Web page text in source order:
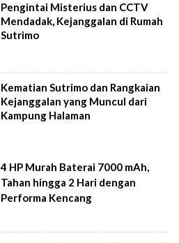
Pengintai Misterius dan CCTV
Mendadak, Kejanggalan di Rumah
Sutrimo
Kematian Sutrimo dan Rangkaian
Kejanggalan yang Muncul dari
Kampung Halaman
4 HP Murah Baterai 7000 mAh,
Tahan hingga 2 Hari dengan
Performa Kencang